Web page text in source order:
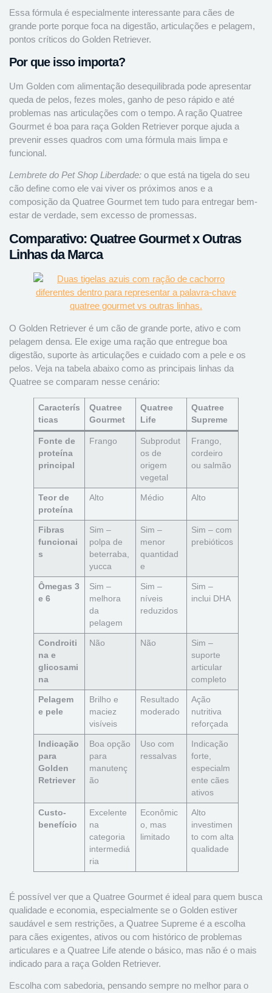
Essa fórmula é especialmente interessante para cães de
grande porte porque foca na digestão, articulações e pelagem,
pontos críticos do Golden Retriever.
Por que isso importa?
Um Golden com alimentação desequilibrada pode apresentar
queda de pelos, fezes moles, ganho de peso rápido e até
problemas nas articulações com o tempo. A ração Quatree
Gourmet é boa para raça Golden Retriever porque ajuda a
prevenir esses quadros com uma fórmula mais limpa e
funcional.
Lembrete do Pet Shop Liberdade: o que está na tigela do seu
cão define como ele vai viver os próximos anos e a
composição da Quatree Gourmet tem tudo para entregar bem-
estar de verdade, sem excesso de promessas.
Comparativo: Quatree Gourmet x Outras
Linhas da Marca
O Golden Retriever é um cão de grande porte, ativo e com
pelagem densa. Ele exige uma ração que entregue boa
digestão, suporte às articulações e cuidado com a pele e os
pelos. Veja na tabela abaixo como as principais linhas da
Quatree se comparam nesse cenário:
Caracterís
ticas
Quatree
Gourmet
Quatree
Life
Quatree
Supreme
Fonte de
proteína
principal
Frango
Subprodut
os de
origem
vegetal
Frango,
cordeiro
ou salmão
Teor de
proteína
Alto Médio Alto
Fibras
funcionai
s
Sim –
polpa de
beterraba,
yucca
Sim –
menor
quantidad
e
Sim – com
prebióticos
Ômegas 3
e 6
Sim –
melhora
da
pelagem
Sim –
níveis
reduzidos
Sim –
inclui DHA
Condroiti
na e
glicosami
na
Não Não
Sim –
suporte
articular
completo
Pelagem
e pele
Brilho e
maciez
visíveis
Resultado
moderado
Ação
nutritiva
reforçada
Indicação
para
Golden
Retriever
Boa opção
para
manutenç
ão
Uso com
ressalvas
Indicação
forte,
especialm
ente cães
ativos
Custo-
benefício
Excelente
na
categoria
intermediá
ria
Econômic
o, mas
limitado
Alto
investimen
to com alta
qualidade
É possível ver que a Quatree Gourmet é ideal para quem busca
qualidade e economia, especialmente se o Golden estiver
saudável e sem restrições, a Quatree Supreme é a escolha
para cães exigentes, ativos ou com histórico de problemas
articulares e a Quatree Life atende o básico, mas não é o mais
indicado para a raça Golden Retriever.
Escolha com sabedoria, pensando sempre no melhor para o